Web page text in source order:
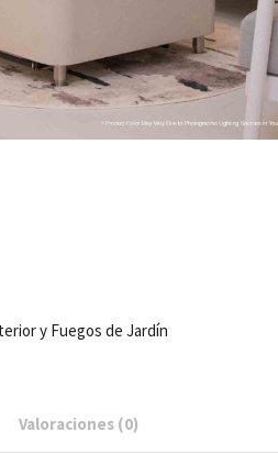
y Fuegos de Jardín
Valoraciones (0)